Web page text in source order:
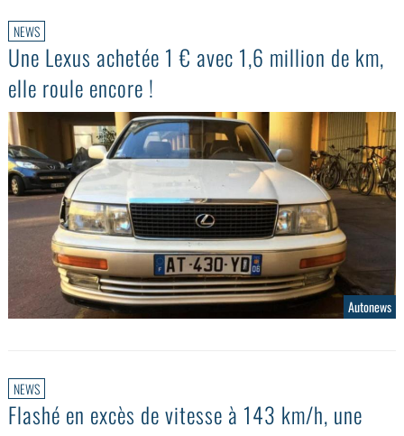
NEWS
Une Lexus achetée 1 € avec 1,6 million de km,
elle roule encore !
Autonews
NEWS
Flashé en excès de vitesse à 143 km/h, une